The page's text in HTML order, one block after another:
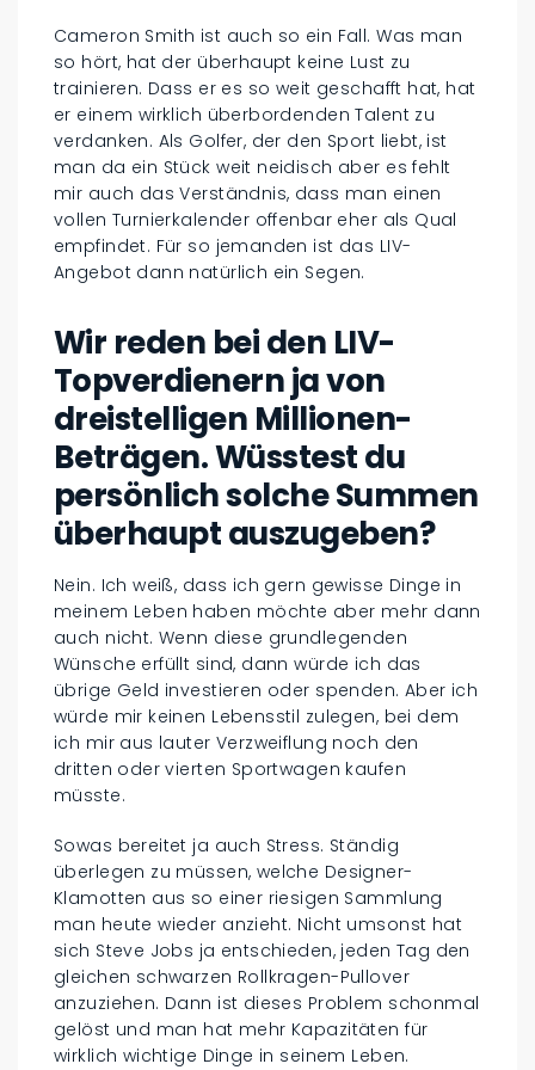
Cameron Smith ist auch so ein Fall. Was man
so hört, hat der überhaupt keine Lust zu
trainieren. Dass er es so weit geschafft hat, hat
er einem wirklich überbordenden Talent zu
verdanken. Als Golfer, der den Sport liebt, ist
man da ein Stück weit neidisch aber es fehlt
mir auch das Verständnis, dass man einen
vollen Turnierkalender offenbar eher als Qual
empfindet. Für so jemanden ist das LIV-
Angebot dann natürlich ein Segen.
Wir reden bei den LIV-
Topverdienern ja von
dreistelligen Millionen-
Beträgen. Wüsstest du
persönlich solche Summen
überhaupt auszugeben?
Nein. Ich weiß, dass ich gern gewisse Dinge in
meinem Leben haben möchte aber mehr dann
auch nicht. Wenn diese grundlegenden
Wünsche erfüllt sind, dann würde ich das
übrige Geld investieren oder spenden. Aber ich
würde mir keinen Lebensstil zulegen, bei dem
ich mir aus lauter Verzweiflung noch den
dritten oder vierten Sportwagen kaufen
müsste.
Sowas bereitet ja auch Stress. Ständig
überlegen zu müssen, welche Designer-
Klamotten aus so einer riesigen Sammlung
man heute wieder anzieht. Nicht umsonst hat
sich Steve Jobs ja entschieden, jeden Tag den
gleichen schwarzen Rollkragen-Pullover
anzuziehen. Dann ist dieses Problem schonmal
gelöst und man hat mehr Kapazitäten für
wirklich wichtige Dinge in seinem Leben.